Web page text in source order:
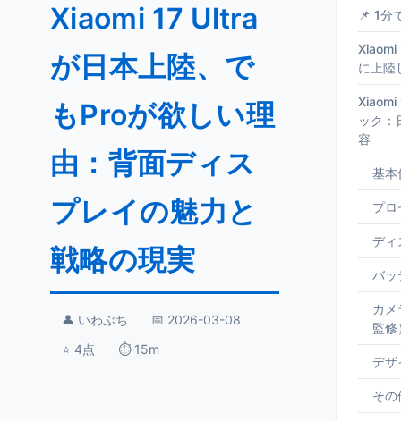
Xiaomi 17 Ultra
が日本上陸、で
もProが欲しい理
由：背面ディス
プレイの魅力と
戦略の現実
👤 いわぶち
📅 2026-03-08
⭐ 4点
⏱️ 15m
📌 1分
Xiaomi
に上陸
Xiaomi
ック：
容
基本
プロ
ディ
バッ
カ
監修
デザ
その